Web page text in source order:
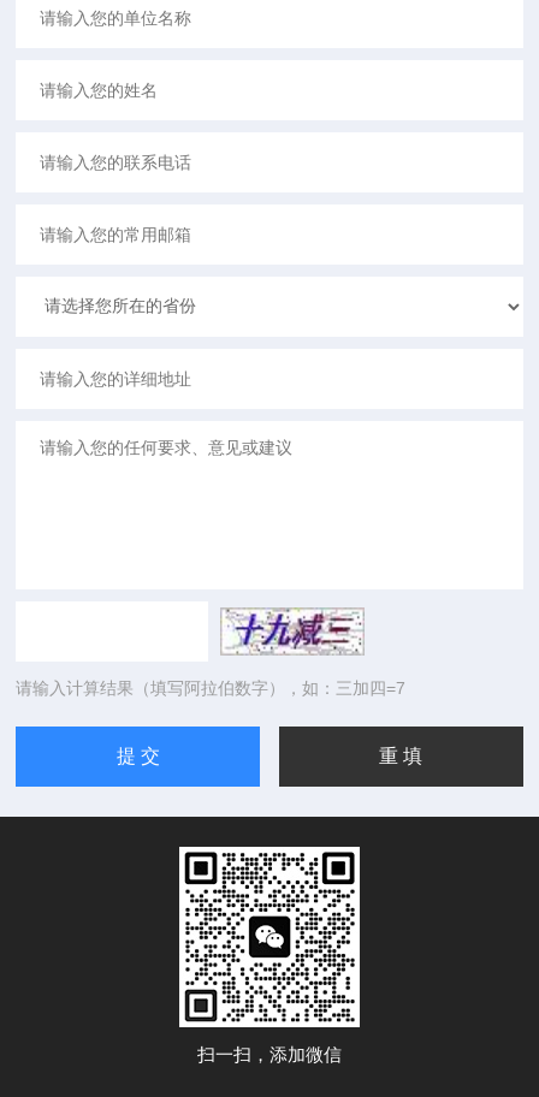
请输入计算结果（填写阿拉伯数字），如：三加四=7
扫一扫，添加微信